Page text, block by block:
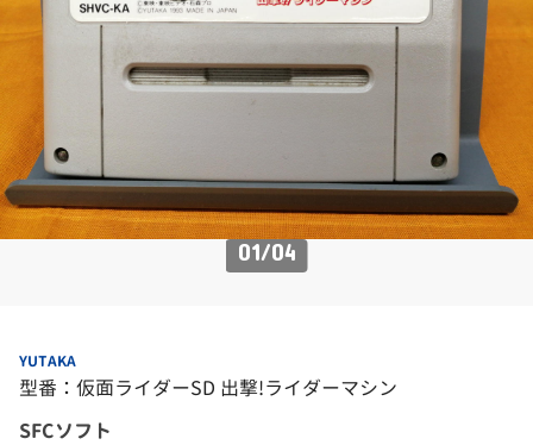
01/04
YUTAKA
型番：仮面ライダーSD 出撃!ライダーマシン
SFCソフト